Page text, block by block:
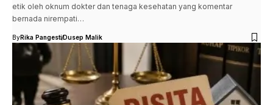
etik oleh oknum dokter dan tenaga kesehatan yang komentar
bernada nirempati…
ByRika PangestiDusep Malik